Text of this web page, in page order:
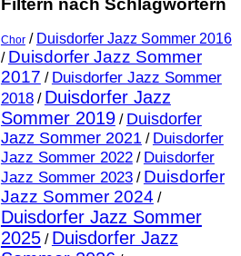
Chor/ Duisdorfer Jazz Sommer 2016
/ Duisdorfer Jazz Sommer
2017 / Duisdorfer Jazz Sommer
2018/ Duisdorfer Jazz
Sommer 2019/ Duisdorfer
Jazz Sommer 2021 / Duisdorfer
Jazz Sommer 2022/ Duisdorfer
Jazz Sommer 2023/ Duisdorfer
Jazz Sommer 2024 /
Duisdorfer Jazz Sommer
2025/ Duisdorfer Jazz